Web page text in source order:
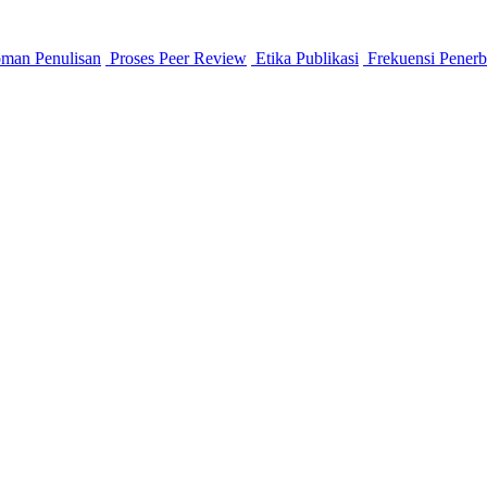
Penulisan Proses Peer Review Etika Publikasi Frekuensi